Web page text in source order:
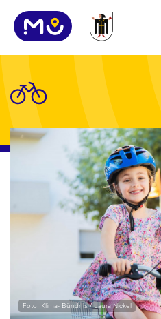
Foto: Klima- Bündnis / Laura Nickel